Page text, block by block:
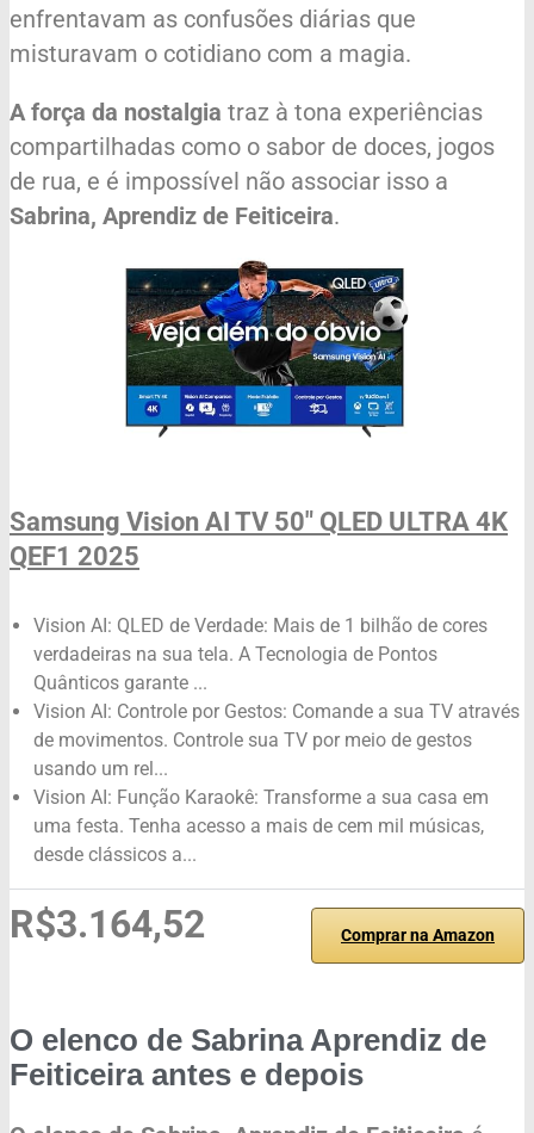
enfrentavam as confusões diárias que
misturavam o cotidiano com a magia.
A força da nostalgia traz à tona experiências
compartilhadas como o sabor de doces, jogos
de rua, e é impossível não associar isso a
Sabrina, Aprendiz de Feiticeira.
Samsung Vision AI TV 50" QLED ULTRA 4K
QEF1 2025
Vision AI: QLED de Verdade: Mais de 1 bilhão de cores
verdadeiras na sua tela. A Tecnologia de Pontos
Quânticos garante ...
Vision AI: Controle por Gestos: Comande a sua TV através
de movimentos. Controle sua TV por meio de gestos
usando um rel...
Vision AI: Função Karaokê: Transforme a sua casa em
uma festa. Tenha acesso a mais de cem mil músicas,
desde clássicos a...
R$3.164,52 Comprar na Amazon
O elenco de Sabrina Aprendiz de
Feiticeiraantes e depois